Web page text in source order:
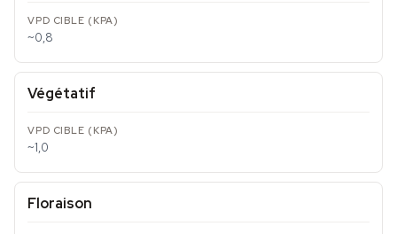
~0,8
Végétatif
~1,0
Floraison